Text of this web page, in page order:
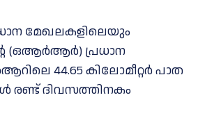
മേഖലകളിലെയും
(ഒആർആർ) പ്രധാന
44.65 കിലോമീറ്റർ പാത
രണ്ട് ദിവസത്തിനകം